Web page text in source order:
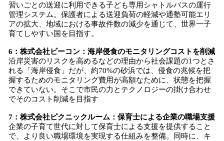
習いごとの送迎に利用できる子ども専用シャトルバスの運行
管理システム。保護者による送迎負荷の軽減や通塾可能エリ
アの拡大、地域における事故件数の減少を通じて、世界一子
育てしやすい国を目指す。
6：株式会社ビーコン：海岸侵食のモニタリングコストを削減
沿岸災害のリスクを高めるなどの理由から社会課題の1つとさ
れる「海岸侵食」だが、約70%の砂浜では、侵食の兆候を把
握するためのモニタリング費用が高額なために、状態を把握
できていない。そこで市民の力とテクノロジーの掛け合わせ
でそのコスト削減を目指す
7：株式会社ピクニックルーム：保育士による企業の職場支援
企業の子育て世代に対して保育士による支援を提供すること
で、より良い職場環境を実現する仕組みを整備。同時に、キ